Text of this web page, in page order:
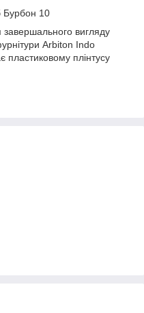
Бурбон 10
завершального вигляду
Arbiton Indo
пластиковому плінтусу